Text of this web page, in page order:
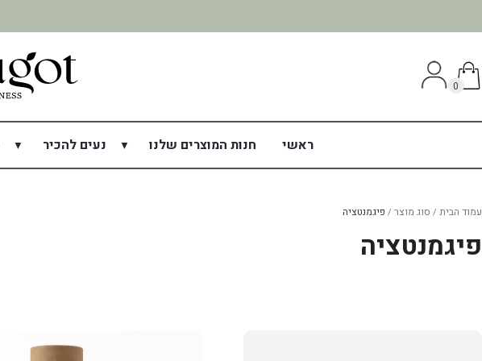
0
ראשי חנות המוצרים שלנו נעים להכיר
עמוד הבית סוג מוצר פיגמנטציה
פיגמנטציה